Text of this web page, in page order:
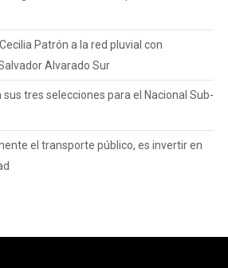
Patrón a la red pluvial con
Alvarado Sur
tres selecciones para el Nacional Sub-
el transporte público, es invertir en